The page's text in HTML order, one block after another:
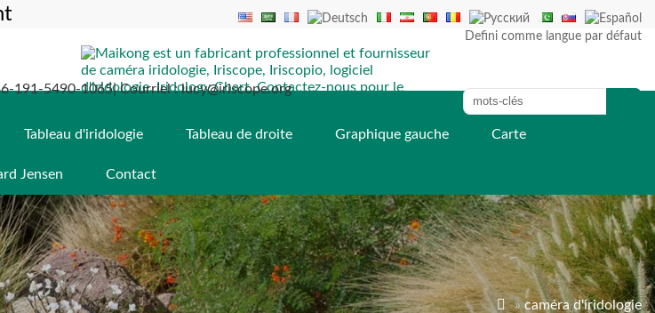
Defini comme langue par défaut
191-5490-1065| Courriel : lucy@iriscope.org
Tableau d'iridologie Tableau de droite Graphique gauche Carte
Jensen Contact
 »caméra d'iridologie